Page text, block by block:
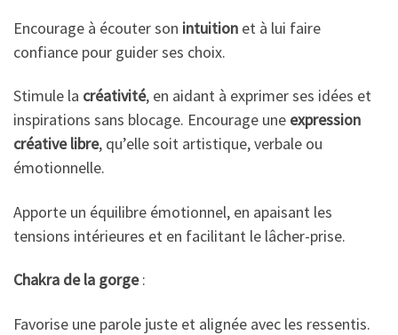
Encourage à écouter son intuition et à lui faire
confiance pour guider ses choix.
Stimule la créativité, en aidant à exprimer ses idées et
inspirations sans blocage. Encourage une expression
créative libre, qu’elle soit artistique, verbale ou
émotionnelle.
Apporte un équilibre émotionnel, en apaisant les
tensions intérieures et en facilitant le lâcher-prise.
Chakra de la gorge:
Favorise une parole juste et alignée avec les ressentis.